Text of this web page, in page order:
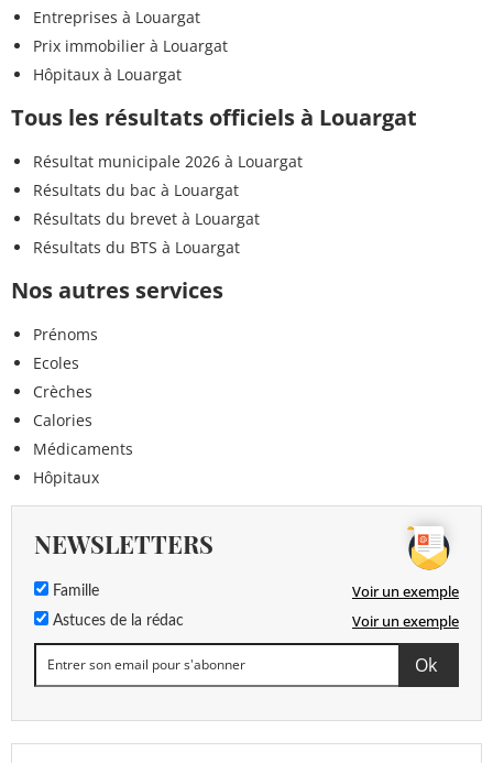
Entreprises à Louargat
Prix immobilier à Louargat
Hôpitaux à Louargat
Tous les résultats officiels à Louargat
Résultat municipale 2026 à Louargat
Résultats du bac à Louargat
Résultats du brevet à Louargat
Résultats du BTS à Louargat
Nos autres services
Prénoms
Ecoles
Crèches
Calories
Médicaments
Hôpitaux
NEWSLETTERS
Famille Voir un exemple
Astuces de la rédac Voir un exemple